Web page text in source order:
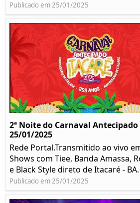
Publicado em 25/01/2025
2ª Noite do Carnaval
25/01/2025
Rede Portal.Transmitido ao vivo
Shows com Tiee, Banda Amassa,
e Black Style direto de Itacaré - BA.
Publicado em 25/01/2025